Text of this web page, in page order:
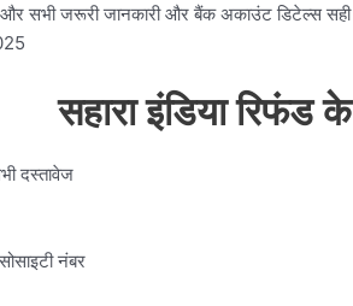
और सभी जरूरी जानकारी और बैंक अकाउंट डिटेल्स
सहारा इंडिया
दस्तावेज
नंबर